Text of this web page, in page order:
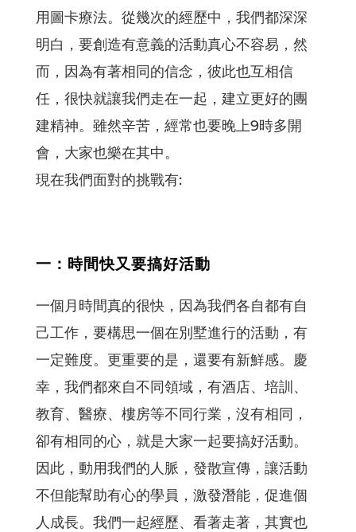
用圖卡療法。從幾次的經歷中，我們都深深
明白，要創造有意義的活動真心不容易，然
而，因為有著相同的信念，彼此也互相信
任，很快就讓我們走在一起，建立更好的團
建精神。雖然辛苦，經常也要晚上9時多開
會，大家也樂在其中。
現在我們面對的挑戰有:
一：時間快又要搞好活動
一個月時間真的很快，因為我們各自都有自
己工作，要構思一個在別墅進行的活動，有
一定難度。更重要的是，還要有新鮮感。慶
幸，我們都來自不同領域，有酒店、培訓、
教育、醫療、樓房等不同行業，沒有相同，
卻有相同的心，就是大家一起要搞好活動。
因此，動用我們的人脈，發散宣傳，讓活動
不但能幫助有心的學員，激發潛能，促進個
人成長。我們一起經歷、看著走著，其實也